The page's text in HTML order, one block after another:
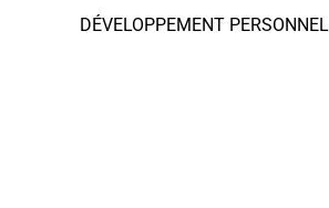
DÉVELOPPEMENT PERSONNEL